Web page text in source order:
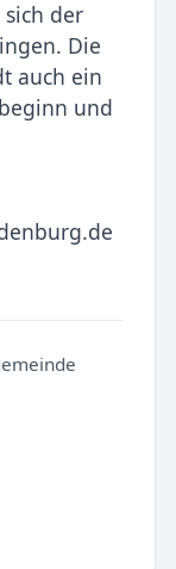
der
Die
auch ein
und